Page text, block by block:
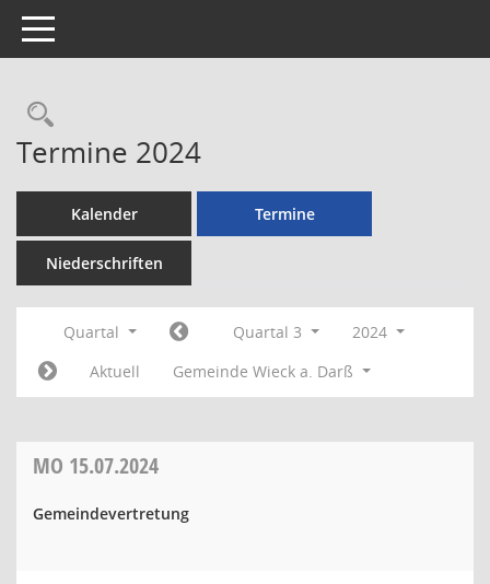
Toggle navigation
Rechercheauswahl
Termine 2024
Kalender Termine
Niederschriften
Quartal Quartal 3
2024
Aktuell
Gemeinde Wieck a. Darß
MO 15.07.2024
Gemeindevertretung